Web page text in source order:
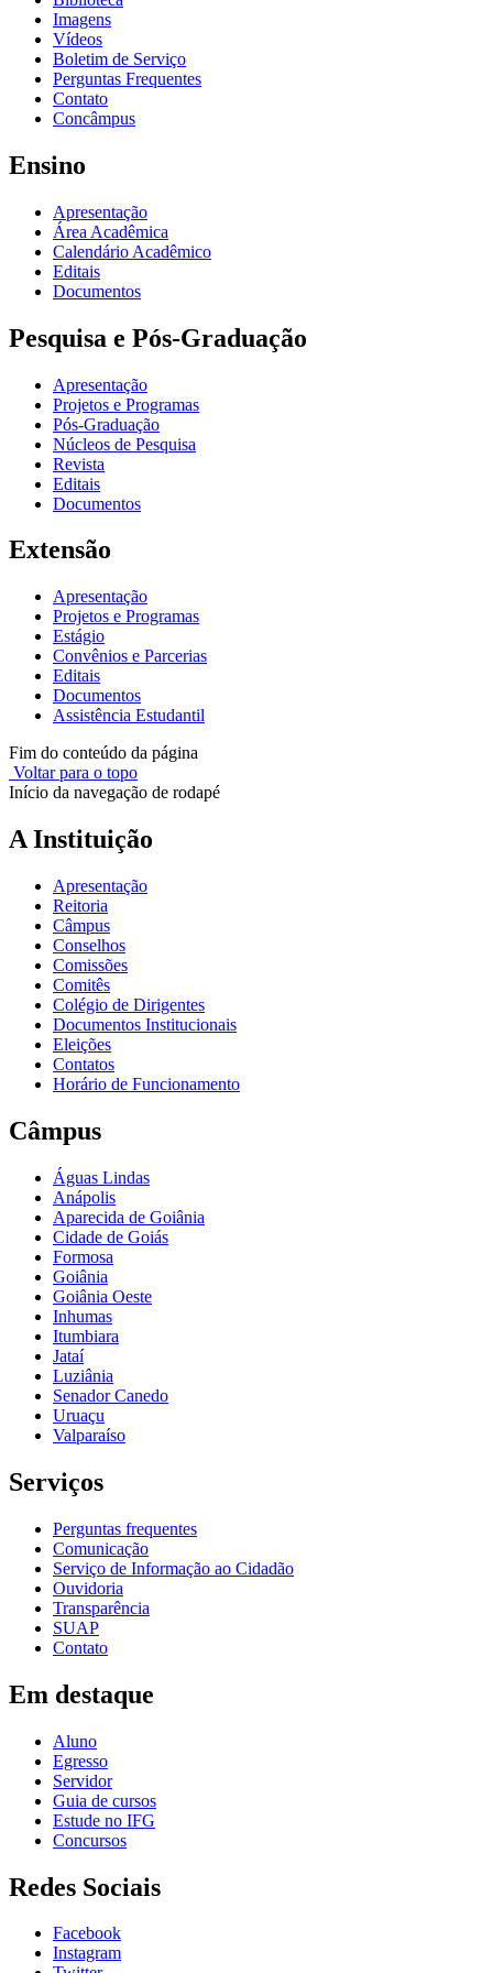
Imagens
Vídeos
Boletim de Serviço
Perguntas Frequentes
Contato
Concâmpus
Ensino
Apresentação
Área Acadêmica
Calendário Acadêmico
Editais
Documentos
Pesquisa e Pós-Graduação
Apresentação
Projetos e Programas
Pós-Graduação
Núcleos de Pesquisa
Revista
Editais
Documentos
Extensão
Apresentação
Projetos e Programas
Estágio
Convênios e Parcerias
Editais
Documentos
Assistência Estudantil
Fim do conteúdo da página
Voltar para o topo
Início da navegação de rodapé
A Instituição
Apresentação
Reitoria
Câmpus
Conselhos
Comissões
Comitês
Colégio de Dirigentes
Documentos Institucionais
Eleições
Contatos
Horário de Funcionamento
Câmpus
Águas Lindas
Anápolis
Aparecida de Goiânia
Cidade de Goiás
Formosa
Goiânia
Goiânia Oeste
Inhumas
Itumbiara
Jataí
Luziânia
Senador Canedo
Uruaçu
Valparaíso
Serviços
Perguntas frequentes
Comunicação
Serviço de Informação ao Cidadão
Ouvidoria
Transparência
SUAP
Contato
Em destaque
Aluno
Egresso
Servidor
Guia de cursos
Estude no IFG
Concursos
Redes Sociais
Facebook
Instagram